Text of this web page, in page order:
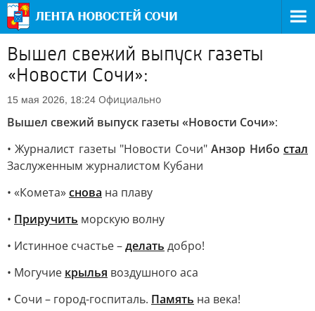
Вышел свежий выпуск газеты
«Новости Сочи»:
15 мая 2026, 18:24 Официально
Вышел свежий выпуск газеты «Новости Сочи»:
• Журналист газеты "Новости Сочи"Анзор Нибо стал
Заслуженным журналистом Кубани
• «Комета»снова на плаву
• Приручить морскую волну
• Истинное счастье –делать добро!
• Могучие крылья воздушного аса
• Сочи – город-госпиталь. Память на века!